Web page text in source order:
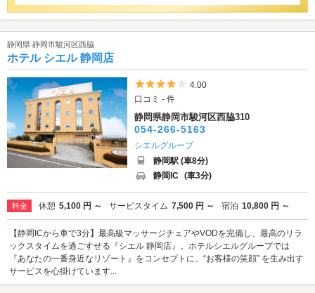
静岡県 静岡市駿河区西脇
ホテル シエル 静岡店
5つ星のうち4
4.00
口コミ - 件
静岡県静岡市駿河区西脇310
054-266-5163
シエルグループ
静岡駅 (車8分)
静岡IC (車3分)
料金 休憩 5,100 円 ～ サービスタイム 7,500 円 ～ 宿泊 10,800 円 ～
【静岡ICから車で3分】最高級マッサージチェアやVODを完備し、最高のリラ
ックスタイムを過ごすせる『シエル 静岡店』。ホテルシエルグループでは
『あなたの一番身近なリゾート』をコンセプトに、“お客様の笑顔” を生み出す
サービスを心掛けています...